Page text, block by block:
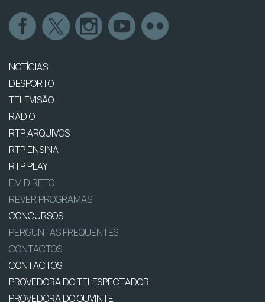
NOTÍCIAS
DESPORTO
TELEVISÃO
RÁDIO
RTP ARQUIVOS
RTP ENSINA
RTP PLAY
EM DIRETO
REVER PROGRAMAS
CONCURSOS
PERGUNTAS FREQUENTES
CONTACTOS
CONTACTOS
PROVEDORA DO TELESPECTADOR
PROVEDORA DO OUVINTE